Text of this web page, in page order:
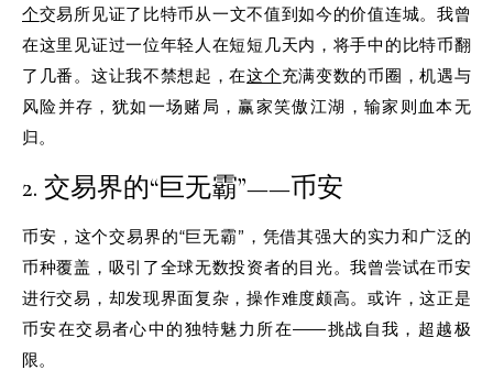
个交易所见证了比特币从一文不值到如今的价值连城。我曾
在这里见证过一位年轻人在短短几天内，将手中的比特币翻
了几番。这让我不禁想起，在这个充满变数的币圈，机遇与
风险并存，犹如一场赌局，赢家笑傲江湖，输家则血本无
归。
2. 交易界的“巨无霸”——币安
币安，这个交易界的“巨无霸”，凭借其强大的实力和广泛的
币种覆盖，吸引了全球无数投资者的目光。我曾尝试在币安
进行交易，却发现界面复杂，操作难度颇高。或许，这正是
币安在交易者心中的独特魅力所在——挑战自我，超越极
限。